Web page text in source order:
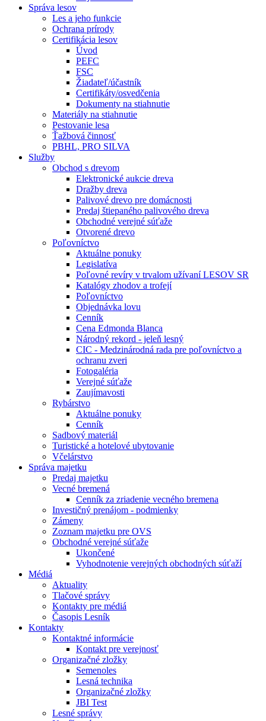
Správa lesov
Les a jeho funkcie
Ochrana prírody
Certifikácia lesov
Úvod
PEFC
FSC
Žiadateľ/účastník
Certifikáty/osvedčenia
Dokumenty na stiahnutie
Materiály na stiahnutie
Pestovanie lesa
Ťažbová činnosť
PBHL, PRO SILVA
Služby
Obchod s drevom
Elektronické aukcie dreva
Dražby dreva
Palivové drevo pre domácnosti
Predaj štiepaného palivového dreva
Obchodné verejné súťaže
Otvorené drevo
Poľovníctvo
Aktuálne ponuky
Legislatíva
Poľovné revíry v trvalom užívaní LESOV SR
Katalógy zhodov a trofejí
Poľovníctvo
Objednávka lovu
Cenník
Cena Edmonda Blanca
Národný rekord - jeleň lesný
CIC - Medzinárodná rada pre poľovníctvo a
ochranu zveri
Fotogaléria
Verejné súťaže
Zaujímavosti
Rybárstvo
Aktuálne ponuky
Cenník
Sadbový materiál
Turistické a hotelové ubytovanie
Včelárstvo
Správa majetku
Predaj majetku
Vecné bremená
Cenník za zriadenie vecného bremena
Investičný prenájom - podmienky
Zámeny
Zoznam majetku pre OVS
Obchodné verejné súťaže
Ukončené
Vyhodnotenie verejných obchodných súťaží
Médiá
Aktuality
Tlačové správy
Kontakty pre médiá
Časopis Lesník
Kontakty
Kontaktné informácie
Kontakt pre verejnosť
Organizačné zložky
Semenoles
Lesná technika
Organizačné zložky
JBI Test
Lesné správy